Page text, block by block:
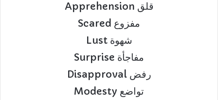
Apprehension قلق
Scared مفزوع
Lust شهوة
Surprise مفاجأة
Disapproval رفض
Modesty تواضع